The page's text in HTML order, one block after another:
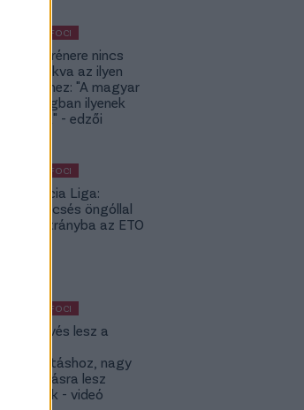
KÜLFÖLDI FOCI
A DVSC trénere nincs
hozzászokva az ilyen
meccsekhez: "A magyar
bajnokságban ilyenek
nincsenek" - edzői
KÜLFÖLDI FOCI
Konferencia Liga:
Balszerencsés öngóllal
került hátrányba az ETO
KÜLFÖLDI FOCI
KL: Ez kevés lesz a
továbbjutáshoz, nagy
feltámadásra lesz
szükségük - videó